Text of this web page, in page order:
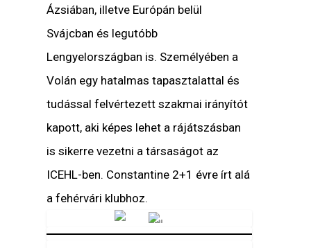
Ázsiában, illetve Európán belül
Svájcban és legutóbb
Lengyelországban is. Személyében a
Volán egy hatalmas tapasztalattal és
tudással felvértezett szakmai irányítót
kapott, aki képes lehet a rájátszásban
is sikerre vezetni a társaságot az
ICEHL-ben. Constantine 2+1 évre írt alá
a fehérvári klubhoz.